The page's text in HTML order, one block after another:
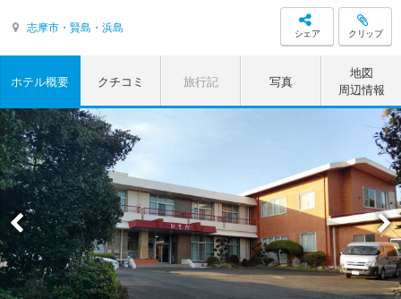
志摩市・賢島・浜島 シェア クリップ
ホテル概要 クチコミ 旅行記 写真
地図
周辺情報